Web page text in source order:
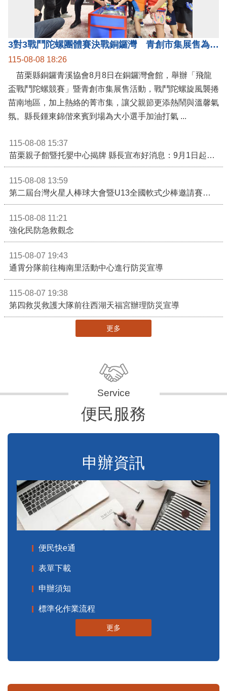
3對3戰鬥陀螺團體賽決戰銅鑼灣 青創市集展售為父親節增添繽紛
115-08-08 18:26
苗栗縣銅鑼青溪協會8月8日在銅鑼灣會館，舉辦「飛龍
盃戰鬥陀螺競賽」暨青創市集展售活動，戰鬥陀螺旋風襲捲
苗南地區，加上熱絡的菁市集，讓父親節更添熱鬧與溫馨氣
氛。縣長鍾東錦偕來賓到場為大小選手加油打氣 ...
115-08-08 15:37
苗栗親子館暨托嬰中心揭牌 縣長宣布好消息：9月1日起調降臨時托嬰費用
115-08-08 13:59
第二屆台灣火星人棒球大會暨U13全國軟式少棒邀請賽在苗栗舉辦
115-08-08 11:21
強化民防急救觀念
115-08-07 19:43
通霄分隊前往梅南里活動中心進行防災宣導
115-08-07 19:38
第四救災救護大隊前往西湖天福宮辦理防災宣導
更多
便民服務
申辦資訊
便民快e通
表單下載
申辦須知
標準化作業流程
更多